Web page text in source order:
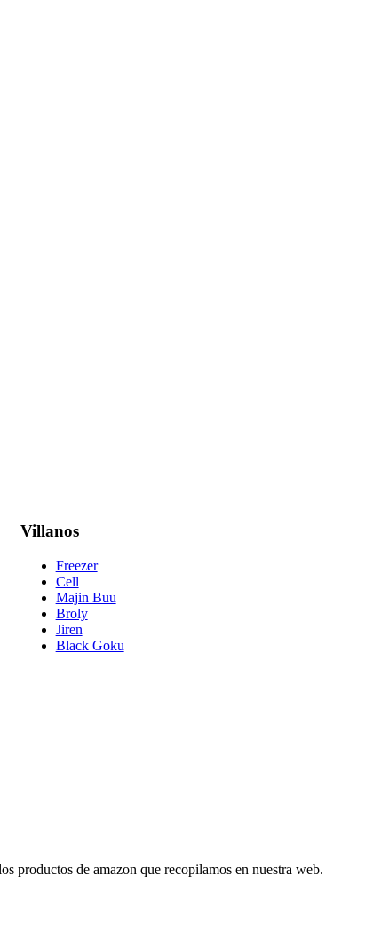
Villanos
Freezer
Cell
Majin Buu
Broly
Jiren
Black Goku
productos de amazon que recopilamos en nuestra web.